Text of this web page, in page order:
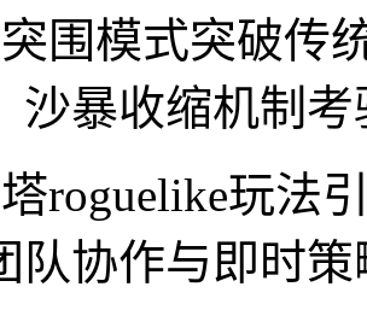
围模式突破传
沙暴收缩机制
roguelike玩法
队协作与即时